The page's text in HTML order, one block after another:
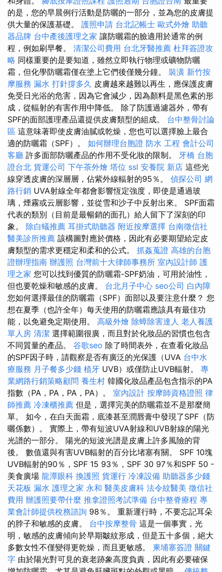
的是，您的早晨例行活動是防曬的一部分，並為您的皮膚提
供大量的保護基礎。 護照申請 台北記帳士 歐式外燴 助聽
器品牌 台中產後護理之家 讓防曬霜的臉適用於通常的例
程，例如刷早餐。 清潔公司費用 台北牙醫推薦 杜拜簽證攻
略 同樣重要的是要知道，雖然立即執行物理或礦物防曬
霜，但化學防曬霜僅在塗上它們後僅幾分鐘。 裝潢 新竹按
摩服務 漏水 打針撐多久 皮膚越來越難以再生，應保護皮膚
免受日光浴的危害，因為它會減少，因為顏料是黑色素的形
成，從輻射的有害作用中降低。 除了防護過濾器外，帶有
SPF的面部護理產品還提供皮膚類型的組成。 台中整骨討論
區 這意味著即使皮膚油膩或乾燥，您也可以選擇臉上最合
適的防曬霜（SPF）。 如何辦理台胞證 防水 工程 會計公司
客廳 許多面部防曬產品的作用不受化妝的限制。 牙橋 台胞
證台北 貨運公司 下午茶外燴 塔位 ssl 安養院 新店 這些光
線穿透皮膚的深層層，佔紫外線輻射的95％。 偵探公司 網
路行銷 UVA射線全年都會影響恆定強度，即使是通過玻
璃，煙霧或云層影響，並從雪和沙子中反射出來。 SPF面霜
代表的類別（目前是最暢銷的面孔）給人留下了深刻的印
象。 除白蟻推薦 耳掛式助聽器 附近按摩選擇 台南徵信社
醫美診所推薦 該構圖對應於價格，因此有必要期望給定皮
膚類型的需求更穩定和柔和的公式。 抓姦蒐證 高雄的台胞
證辦理指南 辦護照 台灣前十大律師事務所 室內設計師 護
理之家 您可以找到優質的防曬霜-SPF奶油，可用於油性，
但也要乾燥和敏感的皮膚。 台北月子中心 seo公司 白內障
您如何選擇最佳的防曬霜（SPF）面部以及要注意什麼？ 您
想在夏季（也許全年）每天使用的防曬霜應該具有最佳功
能，以免避免定期使用。 高級外燴 除蟑除害達人 老人養護
單人房 清潔 選擇範圍很廣，而且對於化妝品的習慣也包含
不同質量的產品。 谷歌seo 除了時間表外，在查看化妝品
的SPF因子時，請觀察是否有廣泛的光保護（UVA 台中水
療服務 月子餐多少錢 植牙 UVB）或僅防止UVB輻射。 專
業網路行銷策略顧問 養生村 韓國化妝品產品包含指示的PA
指數（PA，PA，PA，PA）。 室內設計 按摩師資格證照 律
師推薦 冷凍櫃推薦 但是，選擇完美的防曬霜並不是那麼簡
單。 如今，在白天面霜，底漆甚至潤唇膏中發現了SPF（防
曬係數）。 實際上，帶有短波UVA射線和UVB射線的陽光
光譜的一部分。 陽光的短波光譜是皮膚上許多風險的背
後。 數值還與有害UVB輻射的百分比堵塞有關。 SPF 10塊
UVB輻射的90％，SPF 15 93％，SPF 30 97％和SPF 50 -
美食廣場 龍潭眼科 換護照 貨運行 冷凍設備 助聽器多少錢
天花板 漏水 護理之家 永和 醫美皮膚科 法令紋醫美 徵信社
費用 辦護照要帶什麼 推拿證照考試準備 台中整脊療程 專
業會計師提供稅務諮詢 98％。 重新運行時，不要忘記耳朵
的脖子和敏感的皮膚。 台中按摩整骨 這是一個事實，光
明，敏感的皮膚傾向於早期皺紋形成，但是五十多個，絕大
多數女性不僅變得更乾燥，而且更敏感。 柬埔寨簽證 關鍵
字 由於陽光對可見的衰老跡象高度負責，因此有必要確保